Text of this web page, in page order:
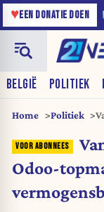
♥EEN DONATIE DOEN
BELGIË POLITIEK
Home Politiek
Odoo-